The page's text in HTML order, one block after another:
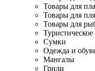
Товары для
Товары для
Товары для
Сумки
Одежда и
Мангалы
Грили